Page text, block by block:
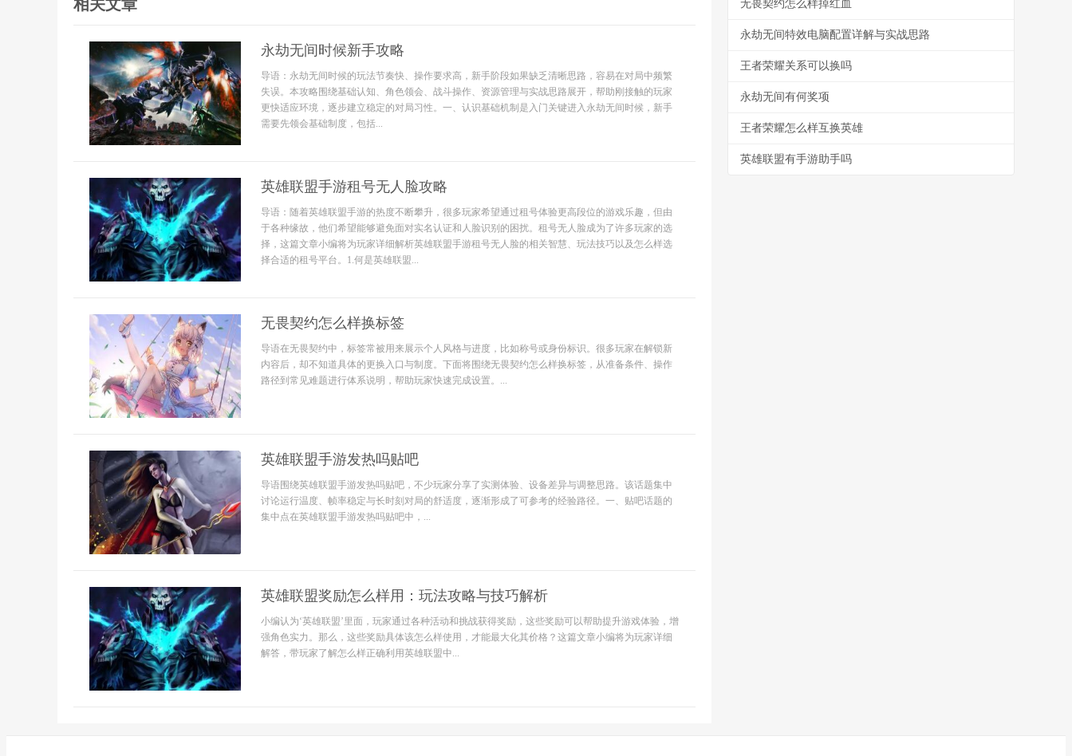
相关文章
永劫无间时候新手攻略
导语：永劫无间时候的玩法节奏快、操作要求高，新手阶段如果缺乏清晰思路，容易在对局中频繁
失误。本攻略围绕基础认知、角色领会、战斗操作、资源管理与实战思路展开，帮助刚接触的玩家
更快适应环境，逐步建立稳定的对局习性。一、认识基础机制是入门关键进入永劫无间时候，新手
需要先领会基础制度，包括...
英雄联盟手游租号无人脸攻略
导语：随着英雄联盟手游的热度不断攀升，很多玩家希望通过租号体验更高段位的游戏乐趣，但由
于各种缘故，他们希望能够避免面对实名认证和人脸识别的困扰。租号无人脸成为了许多玩家的选
择，这篇文章小编将为玩家详细解析英雄联盟手游租号无人脸的相关智慧、玩法技巧以及怎么样选
择合适的租号平台。1.何是英雄联盟...
无畏契约怎么样换标签
导语在无畏契约中，标签常被用来展示个人风格与进度，比如称号或身份标识。很多玩家在解锁新
内容后，却不知道具体的更换入口与制度。下面将围绕无畏契约怎么样换标签，从准备条件、操作
路径到常见难题进行体系说明，帮助玩家快速完成设置。...
英雄联盟手游发热吗贴吧
导语围绕英雄联盟手游发热吗贴吧，不少玩家分享了实测体验、设备差异与调整思路。该话题集中
讨论运行温度、帧率稳定与长时刻对局的舒适度，逐渐形成了可参考的经验路径。一、贴吧话题的
集中点在英雄联盟手游发热吗贴吧中，...
英雄联盟奖励怎么样用：玩法攻略与技巧解析
小编认为‘英雄联盟’里面，玩家通过各种活动和挑战获得奖励，这些奖励可以帮助提升游戏体验，增
强角色实力。那么，这些奖励具体该怎么样使用，才能最大化其价格？这篇文章小编将为玩家详细
解答，带玩家了解怎么样正确利用英雄联盟中...
无畏契约怎么样掉红血
永劫无间特效电脑配置详解与实战思路
王者荣耀关系可以换吗
永劫无间有何奖项
王者荣耀怎么样互换英雄
英雄联盟有手游助手吗